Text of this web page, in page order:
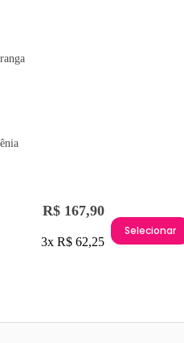
R$ 167,90
3x R$ 62,25
Selecionar